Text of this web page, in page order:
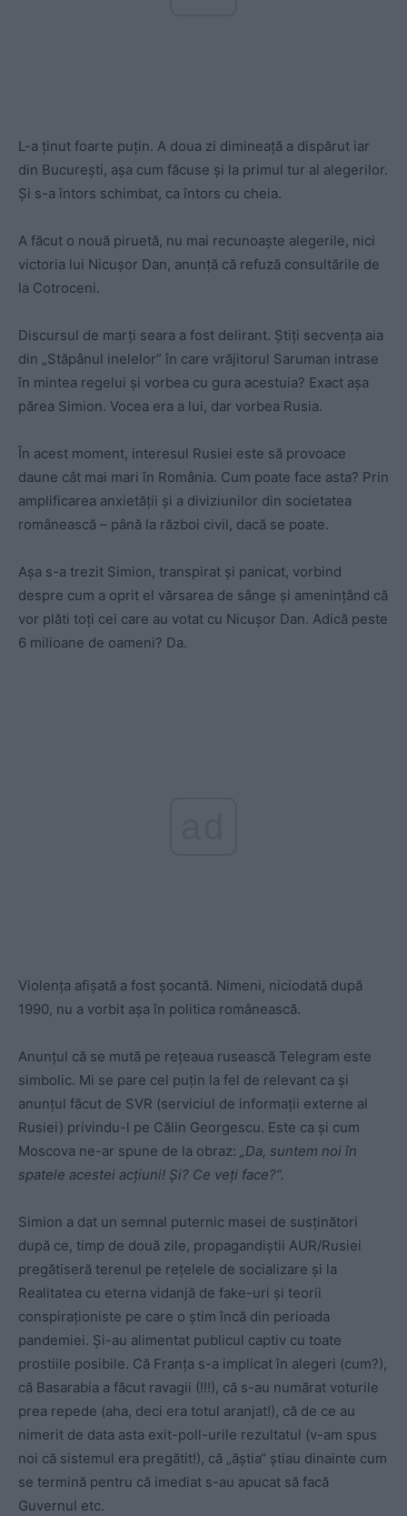
L-a ținut foarte puțin. A doua zi dimineață a dispărut iar
din București, așa cum făcuse și la primul tur al alegerilor.
Și s-a întors schimbat, ca întors cu cheia.
A făcut o nouă piruetă, nu mai recunoaște alegerile, nici
victoria lui Nicușor Dan, anunță că refuză consultările de
la Cotroceni.
Discursul de marți seara a fost delirant. Știți secvența aia
din „Stăpânul inelelor” în care vrăjitorul Saruman intrase
în mintea regelui și vorbea cu gura acestuia? Exact așa
părea Simion. Vocea era a lui, dar vorbea Rusia.
În acest moment, interesul Rusiei este să provoace
daune cât mai mari în România. Cum poate face asta? Prin
amplificarea anxietății și a diviziunilor din societatea
românească – până la război civil, dacă se poate.
Așa s-a trezit Simion, transpirat și panicat, vorbind
despre cum a oprit el vărsarea de sânge și amenințând că
vor plăti toți cei care au votat cu Nicușor Dan. Adică peste
6 milioane de oameni? Da.
Violența afișată a fost șocantă. Nimeni, niciodată după
1990, nu a vorbit așa în politica românească.
Anunțul că se mută pe rețeaua rusească Telegram este
simbolic. Mi se pare cel puțin la fel de relevant ca și
anunțul făcut de SVR (serviciul de informații externe al
Rusiei) privindu-l pe Călin Georgescu. Este ca și cum
Moscova ne-ar spune de la obraz: „Da, suntem noi în
spatele acestei acțiuni! Și? Ce veți face?”.
Simion a dat un semnal puternic masei de susținători
după ce, timp de două zile, propagandiștii AUR/Rusiei
pregătiseră terenul pe rețelele de socializare și la
Realitatea cu eterna vidanjă de fake-uri și teorii
conspiraționiste pe care o știm încă din perioada
pandemiei. Și-au alimentat publicul captiv cu toate
prostiile posibile. Că Franța s-a implicat în alegeri (cum?),
că Basarabia a făcut ravagii (!!!), că s-au numărat voturile
prea repede (aha, deci era totul aranjat!), că de ce au
nimerit de data asta exit-poll-urile rezultatul (v-am spus
noi că sistemul era pregătit!), că „ăștia“ știau dinainte cum
se termină pentru că imediat s-au apucat să facă
Guvernul etc.